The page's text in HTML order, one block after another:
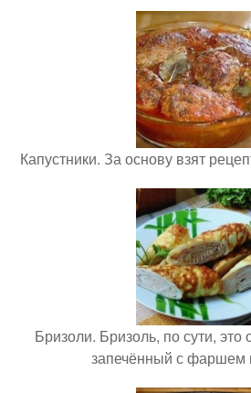
Капустники. За основу взят
Бризоли. Бризоль, по сути, это
запечённый с фаршем